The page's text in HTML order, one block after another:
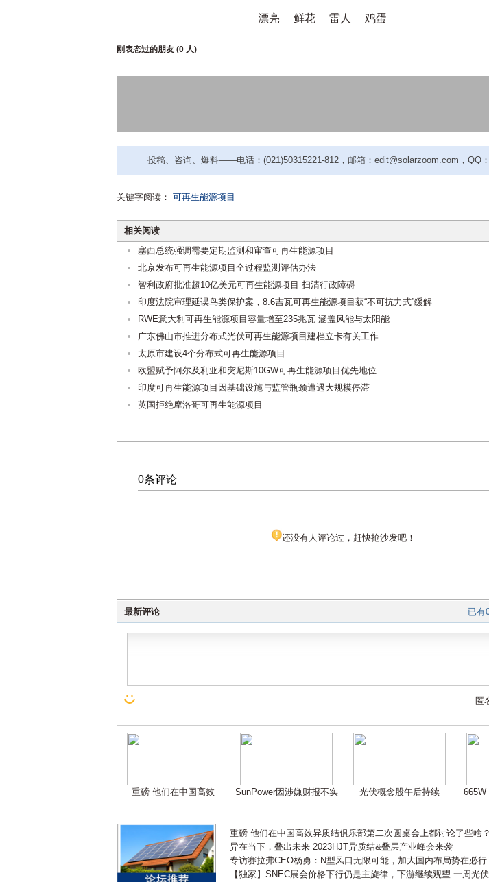
漂亮 鲜花 雷人 鸡蛋
刚表态过的朋友 (0 人)
投稿、咨询、爆料——电话：(021)50315221-812，邮箱：edit@solarzoom.com，QQ
关键字阅读： 可再生能源项目
相关阅读
塞西总统强调需要定期监测和审查可再生能源项目
北京发布可再生能源项目全过程监测评估办法
智利政府批准超10亿美元可再生能源项目 扫清行政障碍
印度法院审理延误鸟类保护案，8.6吉瓦可再生能源项目获“不可抗力式”缓解
RWE意大利可再生能源项目容量增至235兆瓦 涵盖风能与太阳能
广东佛山市推进分布式光伏可再生能源项目建档立卡有关工作
太原市建设4个分布式可再生能源项目
欧盟赋予阿尔及利亚和突尼斯10GW可再生能源项目优先地位
印度可再生能源项目因基础设施与监管瓶颈遭遇大规模停滞
英国拒绝摩洛哥可再生能源项目
0条评论
还没有人评论过，赶快抢沙发吧！
已有
最新评论
匿
重磅 他们在中国高效 SunPower因涉嫌财报不实 光伏概念股午后持续 665W
重磅 他们在中国高效异质结俱乐部第二次圆桌会上都讨论了些啥？
异在当下，叠出未来 2023HJT异质结&叠层产业峰会来袭
专访赛拉弗CEO杨勇：N型风口无限可能，加大国内布局势在必行
【独家】SNEC展会价格下行仍是主旋律，下游继续观望 一周光